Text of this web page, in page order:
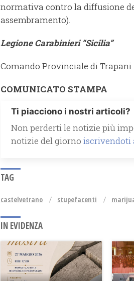
normativa contro la diffusione
assembramento).
Legione Carabinieri “Sicilia”
Comando Provinciale di Trapani
COMUNICATO STAMPA
Ti piacciono i nostri articoli?
Non perderti le notizie più
notizie del giorno iscrivendoti
TAG
castelvetrano stupefacenti
IN EVIDENZA